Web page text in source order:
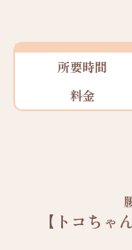
所要時間
料金
【トコちゃ